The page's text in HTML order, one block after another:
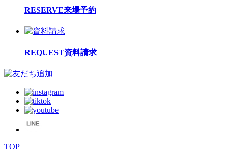
RESERVE来場予約
REQUEST資料請求
TOP